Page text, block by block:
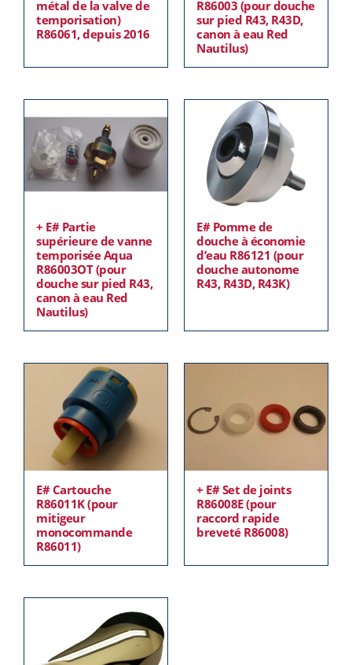
métal de la valve de
temporisation)
R86061, depuis 2016
R86003 (pour douche
sur pied R43, R43D,
canon à eau Red
Nautilus)
+ E# Partie
supérieure de vanne
temporisée Aqua
R86003OT (pour
douche sur pied R43,
canon à eau Red
Nautilus)
E# Pomme de
douche à économie
d’eau R86121 (pour
douche autonome
R43, R43D, R43K)
E# Cartouche
R86011K (pour
mitigeur
monocommande
R86011)
+ E# Set de joints
R86008E (pour
raccord rapide
breveté R86008)